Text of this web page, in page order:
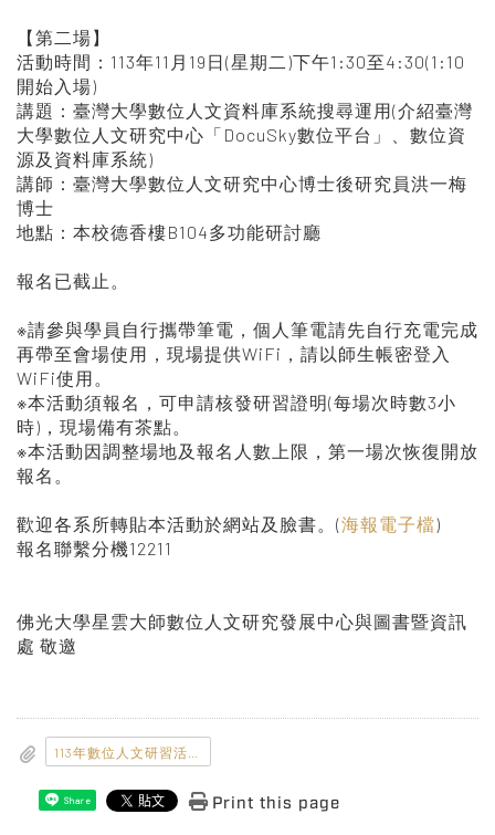
【第二場】
活動時間：113年11月19日(星期二)下午1:30至4:30(1:10
開始入場)
講題：臺灣大學數位人文資料庫系統搜尋運用(介紹臺灣
大學數位人文研究中心「DocuSky數位平台」、數位資
源及資料庫系統)
講師：臺灣大學數位人文研究中心博士後研究員洪一梅
博士
地點：本校德香樓B104多功能研討廳
報名已截止。
※請參與學員自行攜帶筆電，個人筆電請先自行充電完成
再帶至會場使用，現場提供WiFi，請以師生帳密登入
WiFi使用。
※本活動須報名，可申請核發研習證明(每場次時數3小
時)，現場備有茶點。
※本活動因調整場地及報名人數上限，第一場次恢復開放
報名。
歡迎各系所轉貼本活動於網站及臉書。(海報電子檔)
報名聯繫分機12211
佛光大學星雲大師數位人文研究發展中心與圖書暨資訊
處 敬邀
Share Print this page